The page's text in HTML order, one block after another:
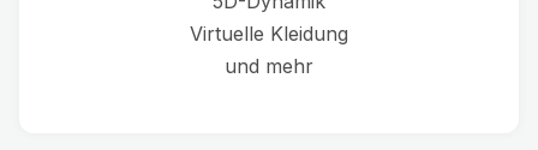
Virtuelle Kleidung
und mehr